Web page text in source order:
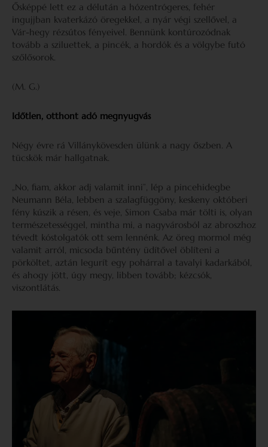
Ősképpé lett ez a délután a hózentrógeres, fehér
ingujjban kvaterkázó öregekkel, a nyár végi szellővel, a
Vár-hegy rézsútos fényeivel. Bennünk kontúrozódnak
tovább a sziluettek, a pincék, a hordók és a völgybe futó
szőlősorok.
(M. G.)
Időtlen, otthont adó megnyugvás
Négy évre rá Villánykövesden ülünk a nagy őszben. A
tücskök már hallgatnak.
„No, fiam, akkor adj valamit inni”, lép a pincehidegbe
Neumann Béla, lebben a szalagfüggöny, keskeny októberi
fény kúszik a résen, és veje, Simon Csaba már tölti is, olyan
természetességgel, mintha mi, a nagyvárosból az abroszhoz
tévedt kóstolgatók ott sem lennénk. Az öreg mormol még
valamit arról, micsoda bűntény üdítővel öblíteni a
pörköltet, aztán legurít egy pohárral a tavalyi kadarkából,
és ahogy jött, úgy megy, libben tovább; kézcsók,
viszontlátás.